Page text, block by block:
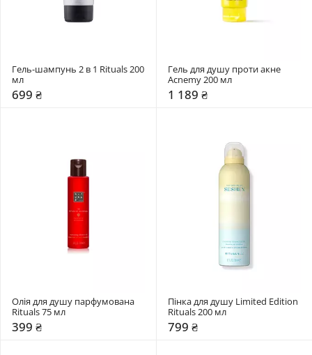
Гель-шампунь 2 в 1 Rituals 200
мл
699 ₴
Гель для душу проти акне
Acnemy 200 мл
1 189 ₴
Олія для душу парфумована
Rituals 75 мл
399 ₴
Пінка для душу Limited Edition
Rituals 200 мл
799 ₴